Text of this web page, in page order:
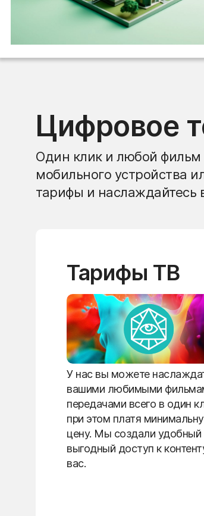
Цифровое
Один клик и любой фильм
мобильного устройства
тарифы и наслаждайтесь
Тарифы ТВ
У нас вы можете
вашими любимыми
передачами всего в один
при этом платя
цену. Мы создали удобный
выгодный доступ к
вас.